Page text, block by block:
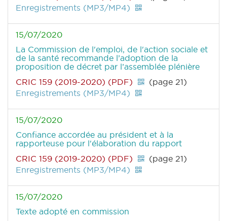
Enregistrements (MP3/MP4)
15/07/2020
La Commission de l'emploi, de l'action sociale et
de la santé recommande l’adoption de la
proposition de décret par l’assemblée plénière
CRIC 159 (2019-2020) (PDF)
(page 21)
Enregistrements (MP3/MP4)
15/07/2020
Confiance accordée au président et à la
rapporteuse pour l'élaboration du rapport
CRIC 159 (2019-2020) (PDF)
(page 21)
Enregistrements (MP3/MP4)
15/07/2020
Texte adopté en commission